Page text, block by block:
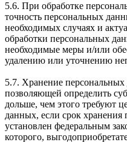
5.6. При обработке
точность персональных
необходимых случаях и
обработки персональных
необходимые меры и/или
удалению или уточнению
5.7. Хранение
позволяющей определить
дольше, чем этого требуют
данных, если срок
установлен федеральным
которого,